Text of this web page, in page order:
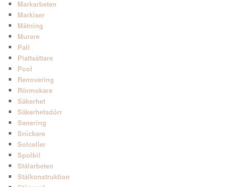
Markarbeten
Markiser
Mätning
Murare
Pall
Plattsättare
Pool
Renovering
Rörmokare
Säkerhet
Säkerhetsdörr
Sanering
Snickare
Solceller
Spolbil
Stålarbeten
Stålkonstruktion